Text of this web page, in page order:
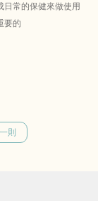
日常的保健來做使用
要的
則